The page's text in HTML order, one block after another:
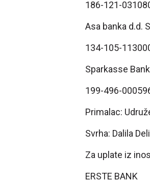
186-121-
Asa banka d.d.
134-105-
Sparkasse
199-496-
Primalac:
Svrha: Dalila
Za uplate iz
ERSTE BANK